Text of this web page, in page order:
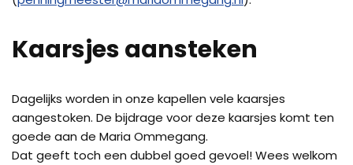
Kaarsjes aansteken
Dagelijks worden in onze kapellen vele kaarsjes
aangestoken. De bijdrage voor deze kaarsjes komt ten
goede aan de Maria Ommegang.
Dat geeft toch een dubbel goed gevoel! Wees welkom